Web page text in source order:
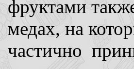
фруктами
медах, на
частично